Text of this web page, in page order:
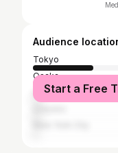
Audience
Tokyo
Osaka
Los Angeles
Start a Free